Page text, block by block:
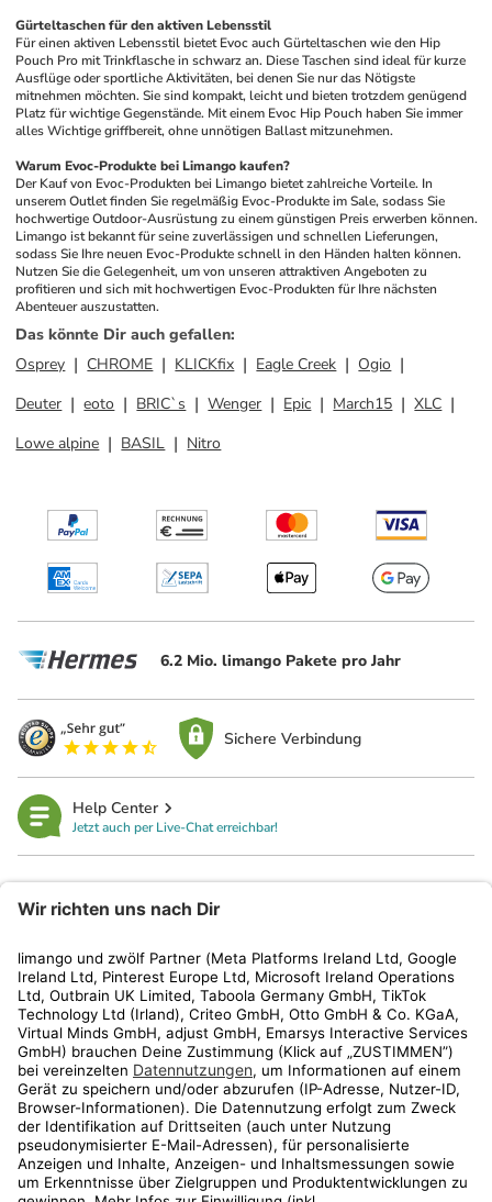
Gürteltaschen für den aktiven Lebensstil
Für einen aktiven Lebensstil bietet Evoc auch Gürteltaschen wie den Hip
Pouch Pro mit Trinkflasche in schwarz an. Diese Taschen sind ideal für kurze
Ausflüge oder sportliche Aktivitäten, bei denen Sie nur das Nötigste
mitnehmen möchten. Sie sind kompakt, leicht und bieten trotzdem genügend
Platz für wichtige Gegenstände. Mit einem Evoc Hip Pouch haben Sie immer
alles Wichtige griffbereit, ohne unnötigen Ballast mitzunehmen.
Warum Evoc-Produkte bei Limango kaufen?
Der Kauf von Evoc-Produkten bei Limango bietet zahlreiche Vorteile. In
unserem Outlet finden Sie regelmäßig Evoc-Produkte im Sale, sodass Sie
hochwertige Outdoor-Ausrüstung zu einem günstigen Preis erwerben können.
Limango ist bekannt für seine zuverlässigen und schnellen Lieferungen,
sodass Sie Ihre neuen Evoc-Produkte schnell in den Händen halten können.
Nutzen Sie die Gelegenheit, um von unseren attraktiven Angeboten zu
profitieren und sich mit hochwertigen Evoc-Produkten für Ihre nächsten
Abenteuer auszustatten.
Das könnte Dir auch gefallen:
Osprey
CHROME KLICKfix Eagle Creek
Ogio
Deuter
eoto BRIC`s Wenger Epic March15
XLC
Lowe alpine
BASIL Nitro
6.2 Mio. limango Pakete pro Jahr
Sichere Verbindung
Help Center
Jetzt auch per Live-Chat erreichbar!
Kundenservice
Shop
Aktionen
Travel